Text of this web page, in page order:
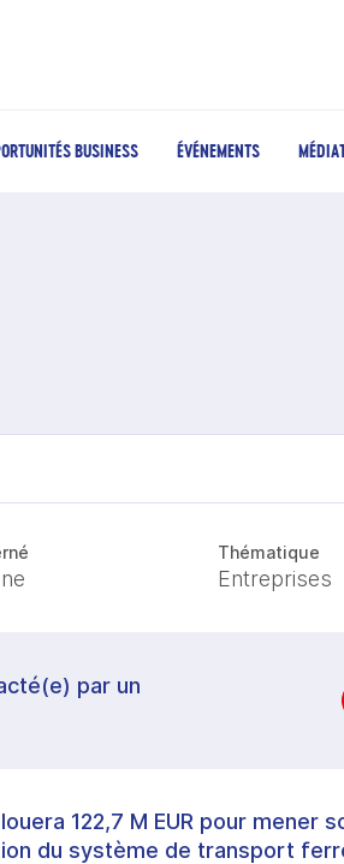
BUSINESS ÉVÉNEMENTS
Thématique
Entreprises
par un
122,7 M EUR pour mener
du système de transport